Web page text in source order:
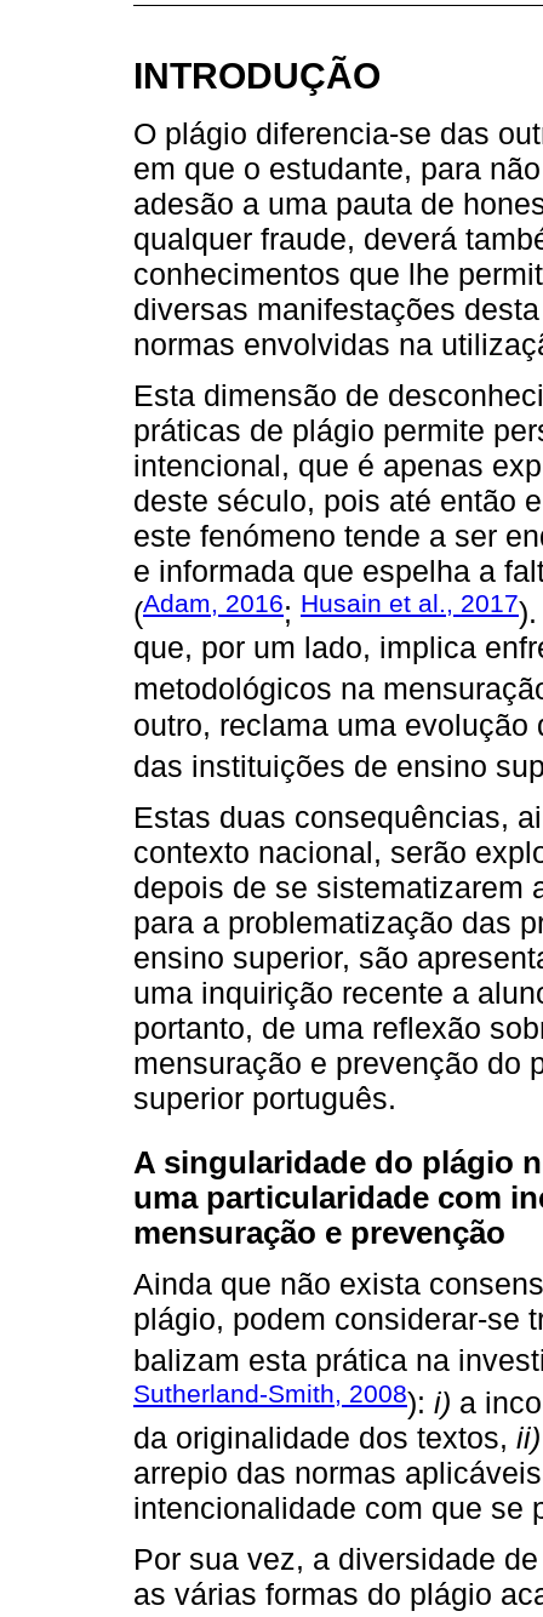
INTRODUÇÃO
O plágio diferencia-se das
em que o estudante, para
adesão a uma pauta de
qualquer fraude, deverá
conhecimentos que lhe
diversas manifestações
normas envolvidas na
Esta dimensão de
práticas de plágio permite
intencional, que é apenas
deste século, pois até então
este fenómeno tende a ser
e informada que espelha a
(Adam, 2016; Husain et al., 2017).
que, por um lado, implica
metodológicos na
outro, reclama uma
das instituições de ensino
Estas duas consequências,
contexto nacional, serão
depois de se sistematizarem
para a problematização das
ensino superior, são
uma inquirição recente a
portanto, de uma reflexão
mensuração e prevenção do
superior português.
A singularidade do plágio
uma particularidade com
mensuração e prevenção
Ainda que não exista
plágio, podem considerar-se
balizam esta prática na
Sutherland-Smith, 2008): i) a
da originalidade dos textos, ii)
arrepio das normas
intencionalidade com que se
Por sua vez, a diversidade
as várias formas do plágio